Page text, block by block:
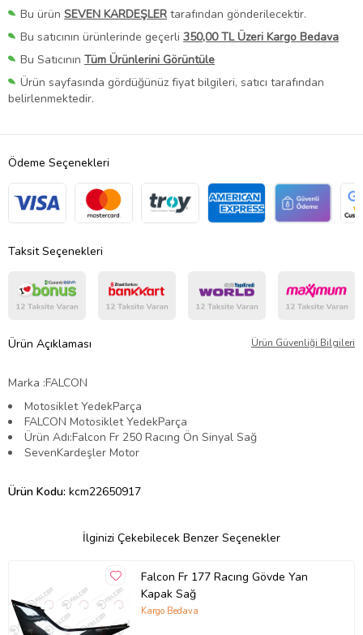
Bu ürün SEVEN KARDEŞLER tarafından gönderilecektir.
Bu satıcının ürünlerinde geçerli 350,00 TL Üzeri Kargo Bedava
Bu Satıcının Tüm Ürünlerini Görüntüle
Ürün sayfasında gördüğünüz fiyat bilgileri, satıcı tarafından
belirlenmektedir.
Ödeme Seçenekleri
Taksit Seçenekleri
Ürün Açıklaması Ürün Güvenliği Bilgileri
Marka :FALCON
Motosiklet YedekParça
FALCON Motosiklet YedekParça
Ürün Adı:Falcon Fr 250 Racıng Ön Sinyal Sağ
SevenKardeşler Motor
Ürün Kodu: kcm22650917
İlginizi Çekebilecek Benzer Seçenekler
Falcon Fr 177 Racıng Gövde Yan
Kapak Sağ
Kargo Bedava